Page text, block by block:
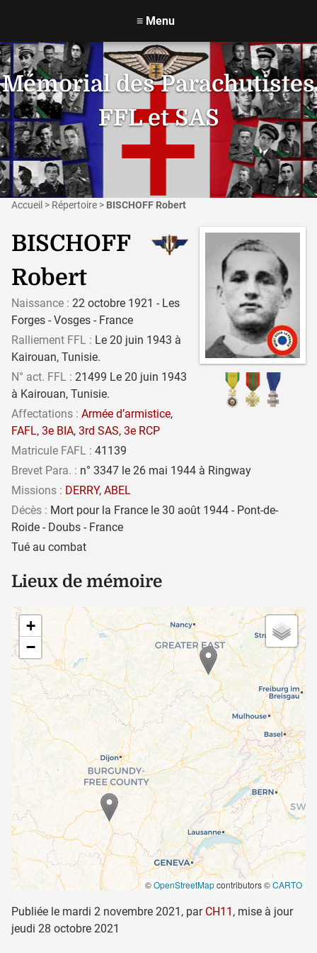
Mémorial des Parachutistes
FFL et SAS
≡ Menu
Accueil > Répertoire > BISCHOFF Robert
BISCHOFF
Robert
Naissance : 22 octobre 1921 - Les
Forges - Vosges - France
Ralliement FFL : Le 20 juin 1943 à
Kairouan, Tunisie.
N° act. FFL : 21499 Le 20 juin 1943
à Kairouan, Tunisie.
Affectations : Armée d’armistice,
FAFL, 3e BIA, 3rd SAS, 3e RCP
Matricule FAFL : 41139
Brevet Para. : n° 3347 le 26 mai 1944 à Ringway
Missions : DERRY, ABEL
Décès : Mort pour la France le 30 août 1944 - Pont-de-
Roide - Doubs - France
Tué au combat
Lieux de mémoire
+
−
©OpenStreetMapcontributors ©CARTO
Publiée le mardi 2 novembre 2021 , par CH11 , mise à jour
jeudi 28 octobre 2021